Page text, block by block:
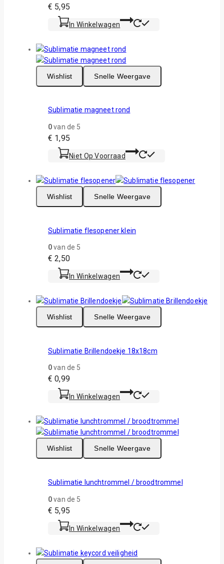
€ 5,95
In Winkelwagen
Wishlist Snelle Weergave
Sublimatie magneet rond
0van de 5
€ 1,95
Niet Op Voorraad
Wishlist Snelle Weergave
Sublimatie flesopener klein
0van de 5
€ 2,50
In Winkelwagen
Wishlist Snelle Weergave
Sublimatie Brillendoekje 18x18cm
0van de 5
€ 0,99
In Winkelwagen
Wishlist Snelle Weergave
Sublimatie lunchtrommel / broodtrommel
0van de 5
€ 5,95
In Winkelwagen